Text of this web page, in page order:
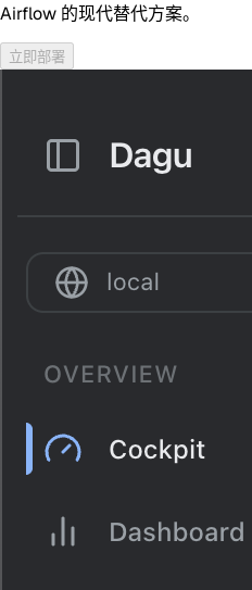
Airflow 的现代替代方案。
立即部署